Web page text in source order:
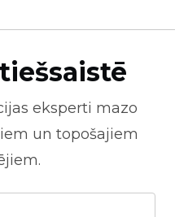
eksperti mazo
un topošajiem